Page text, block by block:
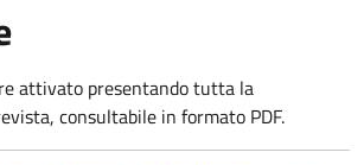
attivato presentando tutta la
consultabile in formato PDF.